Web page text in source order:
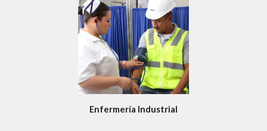
Enfermería Industrial